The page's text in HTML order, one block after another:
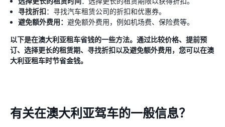
寻找折扣：寻找汽车租赁公司的折扣和优惠券。
避免额外费用： 避免额外费用，例如机场费、保险费等。
以下是在澳大利亚租车省钱的一些方法。通过比较价格、提前预
订、选择更长的租赁期、寻找折扣以及避免额外费用，您可以在澳
大利亚租车时节省金钱。
有关在澳大利亚驾车的一般信息？